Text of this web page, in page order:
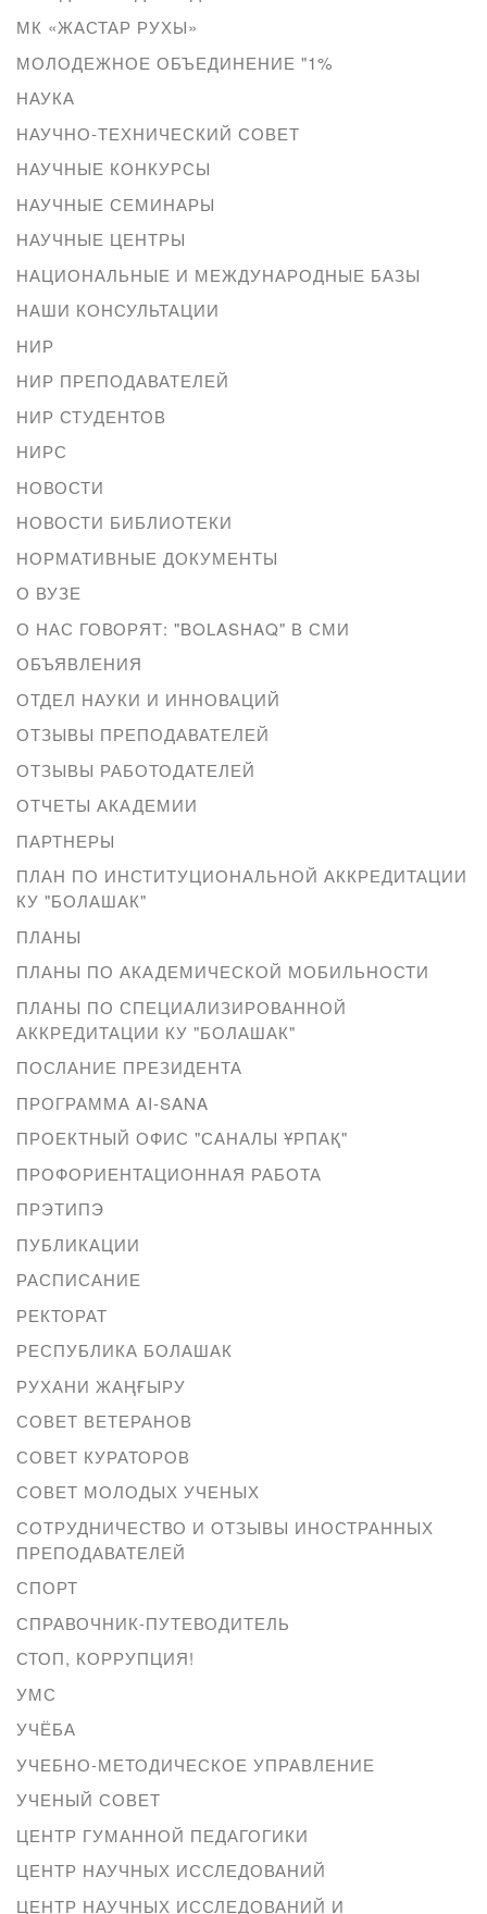
МК «ЖАСТАР РУХЫ»
МОЛОДЕЖНОЕ ОБЪЕДИНЕНИЕ "1%
НАУКА
НАУЧНО-ТЕХНИЧЕСКИЙ СОВЕТ
НАУЧНЫЕ КОНКУРСЫ
НАУЧНЫЕ СЕМИНАРЫ
НАУЧНЫЕ ЦЕНТРЫ
НАЦИОНАЛЬНЫЕ И МЕЖДУНАРОДНЫЕ БАЗЫ
НАШИ КОНСУЛЬТАЦИИ
НИР
НИР ПРЕПОДАВАТЕЛЕЙ
НИР СТУДЕНТОВ
НИРС
НОВОСТИ
НОВОСТИ БИБЛИОТЕКИ
НОРМАТИВНЫЕ ДОКУМЕНТЫ
О ВУЗЕ
О НАС ГОВОРЯТ: "BOLASHAQ" В СМИ
ОБЪЯВЛЕНИЯ
ОТДЕЛ НАУКИ И ИННОВАЦИЙ
ОТЗЫВЫ ПРЕПОДАВАТЕЛЕЙ
ОТЗЫВЫ РАБОТОДАТЕЛЕЙ
ОТЧЕТЫ АКАДЕМИИ
ПАРТНЕРЫ
ПЛАН ПО ИНСТИТУЦИОНАЛЬНОЙ АККРЕДИТАЦИИ
КУ "БОЛАШАК"
ПЛАНЫ
ПЛАНЫ ПО АКАДЕМИЧЕСКОЙ МОБИЛЬНОСТИ
ПЛАНЫ ПО СПЕЦИАЛИЗИРОВАННОЙ
АККРЕДИТАЦИИ КУ "БОЛАШАК"
ПОСЛАНИЕ ПРЕЗИДЕНТА
ПРОГРАММА AI-SANA
ПРОЕКТНЫЙ ОФИС "САНАЛЫ ҰРПАҚ"
ПРОФОРИЕНТАЦИОННАЯ РАБОТА
ПРЭТИПЭ
ПУБЛИКАЦИИ
РАСПИСАНИЕ
РЕКТОРАТ
РЕСПУБЛИКА БОЛАШАК
РУХАНИ ЖАҢҒЫРУ
СОВЕТ ВЕТЕРАНОВ
СОВЕТ КУРАТОРОВ
СОВЕТ МОЛОДЫХ УЧЕНЫХ
СОТРУДНИЧЕСТВО И ОТЗЫВЫ ИНОСТРАННЫХ
ПРЕПОДАВАТЕЛЕЙ
СПОРТ
СПРАВОЧНИК-ПУТЕВОДИТЕЛЬ
СТОП, КОРРУПЦИЯ!
УМС
УЧЁБА
УЧЕБНО-МЕТОДИЧЕСКОЕ УПРАВЛЕНИЕ
УЧЕНЫЙ СОВЕТ
ЦЕНТР ГУМАННОЙ ПЕДАГОГИКИ
ЦЕНТР НАУЧНЫХ ИССЛЕДОВАНИЙ
ЦЕНТР НАУЧНЫХ ИССЛЕДОВАНИЙ И